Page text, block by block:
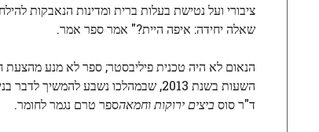
ציבורי ועל נטישת בעלות ברית ומדינות הנאבקות
שאלה יחידה: איפה היית?" אמר ספר אמר.
הנאום לא היה טכנית פיליבסטר; ספר לא מנע מהצעת
השעות בשנת 2013, שבמהלכו נשבע
ד"ר סוס ביצים ירוקות וחמאהספר טרם נגמר לחומר.